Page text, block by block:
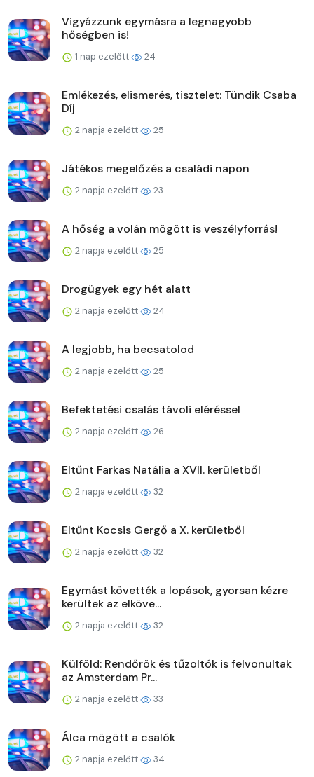
Vigyázzunk egymásra a legnagyobb
hőségben is!
1 nap ezelőtt 24
Emlékezés, elismerés, tisztelet: Tündik Csaba
Díj
2 napja ezelőtt 25
Játékos megelőzés a családi napon
2 napja ezelőtt 23
A hőség a volán mögött is veszélyforrás!
2 napja ezelőtt 25
Drogügyek egy hét alatt
2 napja ezelőtt 24
A legjobb, ha becsatolod
2 napja ezelőtt 25
Befektetési csalás távoli eléréssel
2 napja ezelőtt 26
Eltűnt Farkas Natália a XVII. kerületből
2 napja ezelőtt 32
Eltűnt Kocsis Gergő a X. kerületből
2 napja ezelőtt 32
Egymást követték a lopások, gyorsan kézre
kerültek az elköve...
2 napja ezelőtt 32
Külföld: Rendőrök és tűzoltók is felvonultak
az Amsterdam Pr...
2 napja ezelőtt 33
Álca mögött a csalók
2 napja ezelőtt 34